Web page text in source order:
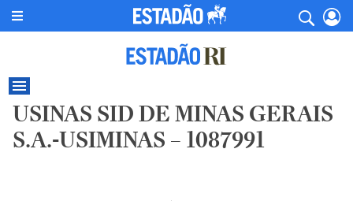
USINAS SID DE MINAS GERAIS
S.A.-USIMINAS – 1087991